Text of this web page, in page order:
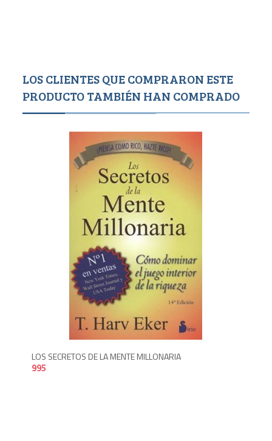
LOS CLIENTES QUE COMPRARON ESTE
PRODUCTO TAMBIÉN HAN COMPRADO
LOS SECRETOS DE LA MENTE MILLONARIA
995